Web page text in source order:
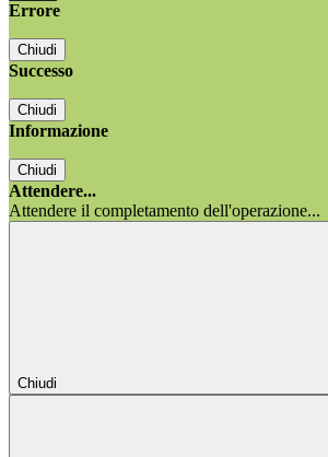
Errore
Chiudi
Successo
Chiudi
Informazione
Chiudi
Attendere...
Attendere il completamento dell'operazione...
Chiudi